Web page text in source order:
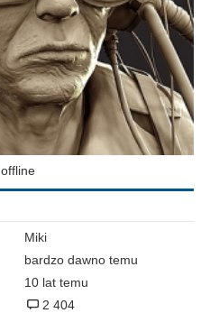
offline
Miki
bardzo dawno temu
10 lat temu
2 404